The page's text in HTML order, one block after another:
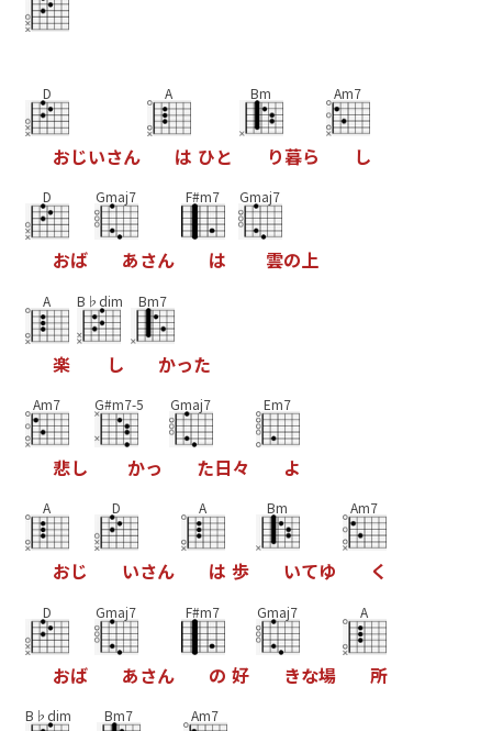
D
おじいさん
A
は ひと
Bm
り暮ら
Am7
し
D
おば
Gmaj7
あさん
F#m7
は
Gmaj7
雲の上
A
楽
B♭dim
し
Bm7
かった
Am7
悲し
G#m7-5
かっ
Gmaj7
た日々
Em7
よ
A
おじ
D
いさん
A
は 歩
Bm
いてゆ
Am7
く
D
おば
Gmaj7
あさん
F#m7
の 好
Gmaj7
きな場
A
所
B♭dim Bm7 Am7